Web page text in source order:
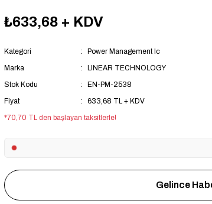
₺633,68 + KDV
Kategori
Power Management Ic
Marka
LINEAR TECHNOLOGY
Stok Kodu
EN-PM-2538
Fiyat
633,68 TL + KDV
*70,70 TL den başlayan taksitlerle!
Gelince